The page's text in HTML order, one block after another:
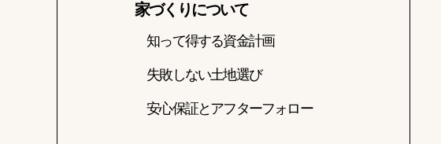
家づくりについて
知って得する資金計画
失敗しない土地選び
安心保証とアフターフォロー